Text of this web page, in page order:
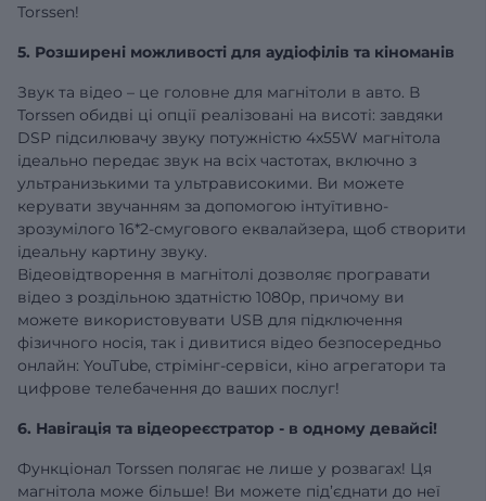
Torssen!
5. Розширені можливості для аудіофілів та кіноманів
Звук та відео – це головне для магнітоли в авто. В
Torssen обидві ці опції реалізовані на висоті: завдяки
DSP підсилювачу звуку потужністю 4х55W магнітола
ідеально передає звук на всіх частотах, включно з
ультранизькими та ультрависокими. Ви можете
керувати звучанням за допомогою інтуїтивно-
зрозумілого 16*2-смугового еквалайзера, щоб створити
ідеальну картину звуку.
Відеовідтворення в магнітолі дозволяє програвати
відео з роздільною здатністю 1080р, причому ви
можете використовувати USB для підключення
фізичного носія, так і дивитися відео безпосередньо
онлайн: YouTube, стрімінг-сервіси, кіно агрегатори та
цифрове телебачення до ваших послуг!
6. Навігація та відеореєстратор - в одному девайсі!
Функціонал Torssen полягає не лише у розвагах! Ця
магнітола може більше! Ви можете під’єднати до неї